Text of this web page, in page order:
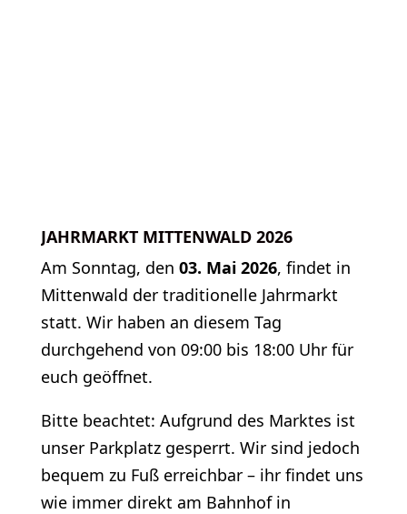
JAHRMARKT MITTENWALD 2026
Am Sonntag, den 03. Mai 2026, findet in
Mittenwald der traditionelle Jahrmarkt
statt. Wir haben an diesem Tag
durchgehend von 09:00 bis 18:00 Uhr für
euch geöffnet.
Bitte beachtet: Aufgrund des Marktes ist
unser Parkplatz gesperrt. Wir sind jedoch
bequem zu Fuß erreichbar – ihr findet uns
wie immer direkt am Bahnhof in